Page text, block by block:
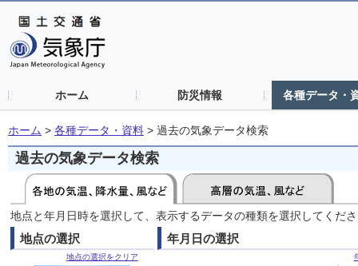
ホーム 防災情報 各種データ・
ホーム > 各種データ・資料 > 過去の気象データ検索
過去の気象データ検索
地点と年月日時を選択して、表示するデータの種類を選択してくだ
地点の選択
地点の選択をクリア
年月日の選択